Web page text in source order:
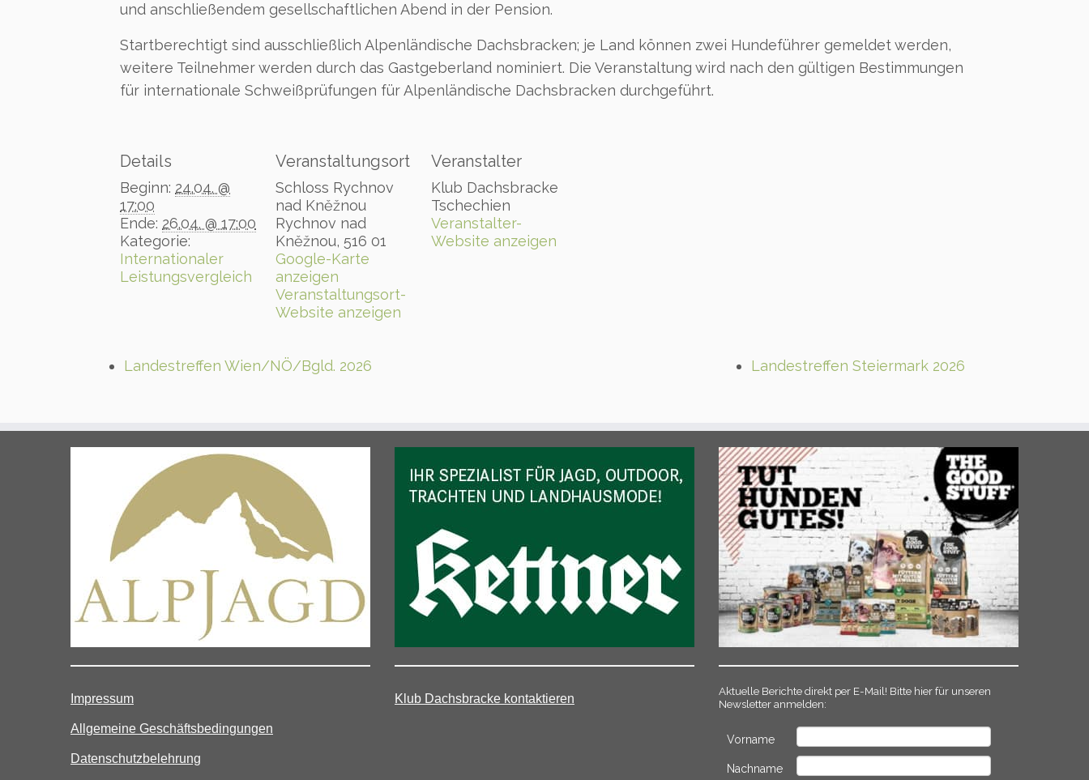
und anschließendem gesellschaftlichen Abend in der Pension.
Startberechtigt sind ausschließlich Alpenländische Dachsbracken; je Land können zwei Hundeführer gemeldet werden,
weitere Teilnehmer werden durch das Gastgeberland nominiert. Die Veranstaltung wird nach den gültigen Bestimmungen
für internationale Schweißprüfungen für Alpenländische Dachsbracken durchgeführt.
Details
Beginn: 24.04. @
17:00
Ende: 26.04. @ 17:00
Kategorie:
Internationaler
Leistungsvergleich
Veranstaltungsort
Schloss Rychnov
nad Kněžnou
Rychnov nad
Kněžnou, 516 01
Google-Karte
anzeigen
Veranstaltungsort-
Website anzeigen
Veranstalter
Klub Dachsbracke
Tschechien
Veranstalter-
Website anzeigen
Landestreffen Wien/NÖ/Bgld. 2026 Landestreffen Steiermark 2026
Impressum
Allgemeine Geschäftsbedingungen
Datenschutzbelehrung
Klub Dachsbracke kontaktieren
Aktuelle Berichte direkt per E-Mail! Bitte hier für unseren
Newsletter anmelden:
Vorname
Nachname